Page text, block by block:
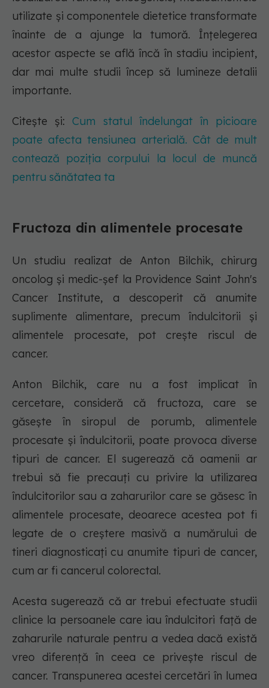
utilizate și componentele dietetice transformate
înainte de a ajunge la tumoră. Înțelegerea
acestor aspecte se află încă în stadiu incipient,
dar mai multe studii încep să lumineze detalii
importante.
Citește și:Cum statul îndelungat în picioare
poate afecta tensiunea arterială. Cât de mult
contează poziția corpului la locul de muncă
pentru sănătatea ta
Fructoza din alimentele procesate
Un studiu realizat de Anton Bilchik, chirurg
oncolog și medic-șef la Providence Saint John's
Cancer Institute, a descoperit că anumite
suplimente alimentare, precum îndulcitorii și
alimentele procesate, pot crește riscul de
cancer.
Anton Bilchik, care nu a fost implicat în
cercetare, consideră că fructoza, care se
găsește în siropul de porumb, alimentele
procesate și îndulcitorii, poate provoca diverse
tipuri de cancer. El sugerează că oamenii ar
trebui să fie precauți cu privire la utilizarea
îndulcitorilor sau a zaharurilor care se găsesc în
alimentele procesate, deoarece acestea pot fi
legate de o creștere masivă a numărului de
tineri diagnosticați cu anumite tipuri de cancer,
cum ar fi cancerul colorectal.
Acesta sugerează că ar trebui efectuate studii
clinice la persoanele care iau îndulcitori față de
zaharurile naturale pentru a vedea dacă există
vreo diferență în ceea ce privește riscul de
cancer. Transpunerea acestei cercetări în lumea